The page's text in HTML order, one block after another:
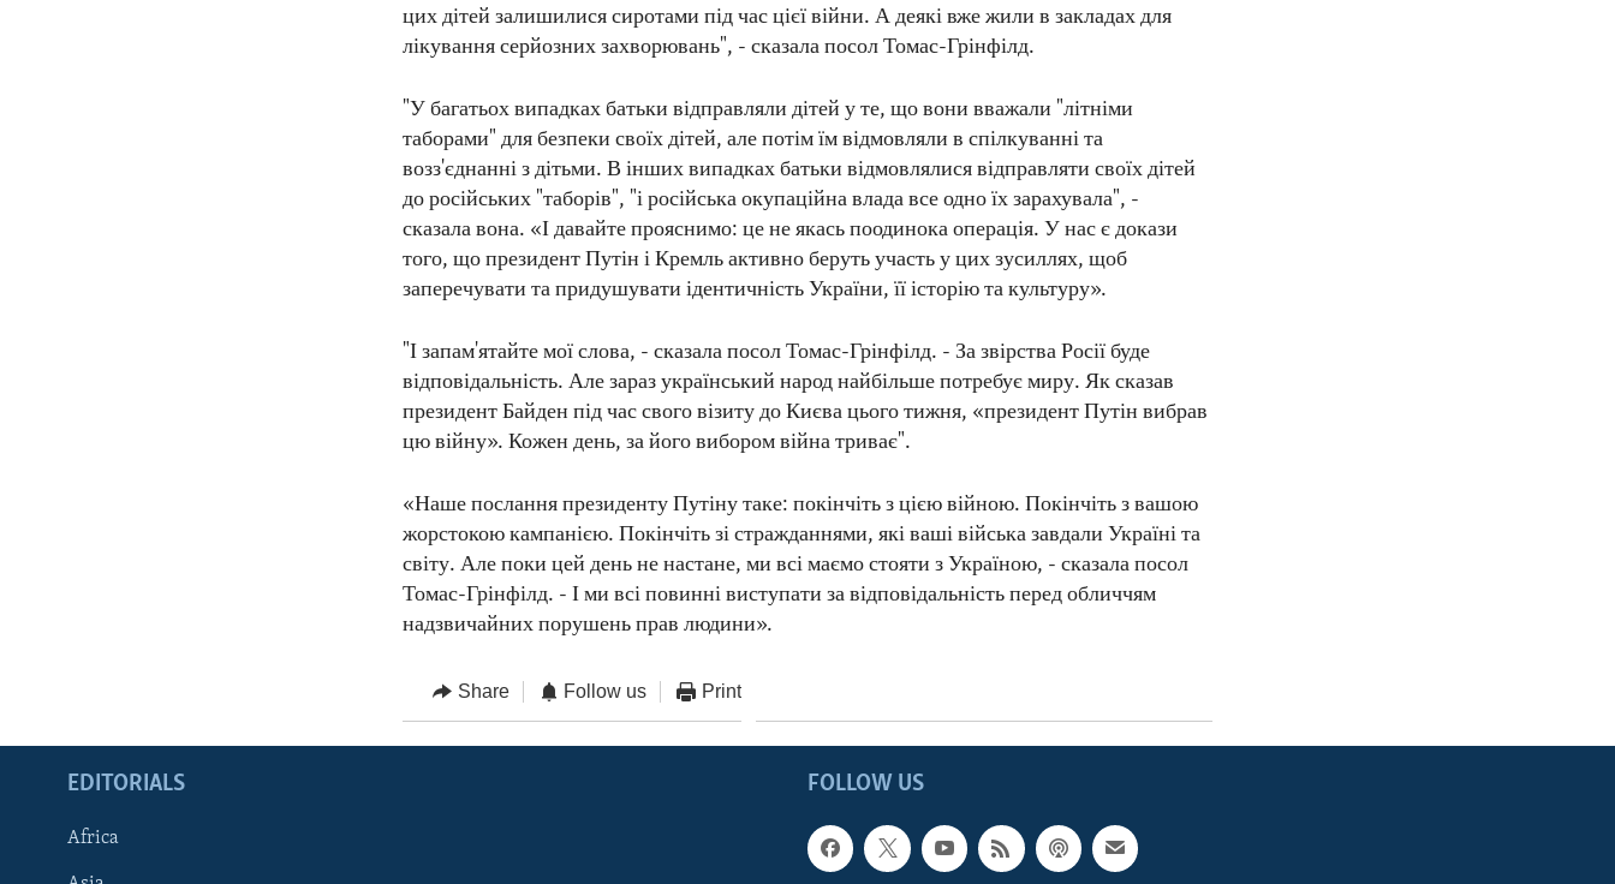
цих дітей залишилися сиротами під час цієї війни. А деякі вже жили в закладах для
лікування серйозних захворювань", - сказала посол Томас-Грінфілд.
"У багатьох випадках батьки відправляли дітей у те, що вони вважали "літніми
таборами" для безпеки своїх дітей, але потім їм відмовляли в спілкуванні та
возз'єднанні з дітьми. В інших випадках батьки відмовлялися відправляти своїх дітей
до російських "таборів", "і російська окупаційна влада все одно їх зарахувала", -
сказала вона. «І давайте прояснимо: це не якась поодинока операція. У нас є докази
того, що президент Путін і Кремль активно беруть участь у цих зусиллях, щоб
заперечувати та придушувати ідентичність України, її історію та культуру».
"І запам'ятайте мої слова, - сказала посол Томас-Грінфілд. - За звірства Росії буде
відповідальність. Але зараз український народ найбільше потребує миру. Як сказав
президент Байден під час свого візиту до Києва цього тижня, «президент Путін вибрав
цю війну». Кожен день, за його вибором війна триває".
«Наше послання президенту Путіну таке: покінчіть з цією війною. Покінчіть з вашою
жорстокою кампанією. Покінчіть зі стражданнями, які ваші війська завдали Україні та
світу. Але поки цей день не настане, ми всі маємо стояти з Україною, - сказала посол
Томас-Грінфілд. - І ми всі повинні виступати за відповідальність перед обличчям
надзвичайних порушень прав людини».
Share Follow us Print
FOLLOW US
EDITORIALS
Africa